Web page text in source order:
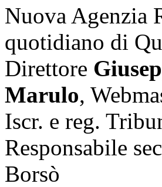
Nuova Agenzia
quotidiano di
Direttore
Marulo,
Iscr. e reg.
Responsabile
Borsò